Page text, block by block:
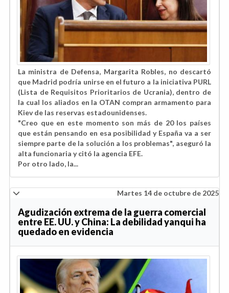
La ministra de Defensa, Margarita Robles, no descartó
que Madrid podría unirse en el futuro a la iniciativa PURL
(Lista de Requisitos Prioritarios de Ucrania), dentro de
la cual los aliados en la OTAN compran armamento para
Kiev de las reservas estadounidenses.
"Creo que en este momento son más de 20 los países
que están pensando en esa posibilidad y España va a ser
siempre parte de la solución a los problemas", aseguró la
alta funcionaria y citó la agencia EFE.
Por otro lado, la...
Martes 14 de octubre de 2025
Agudización extrema de la guerra comercial
entre EE. UU. y China: La debilidad yanqui ha
quedado en evidencia